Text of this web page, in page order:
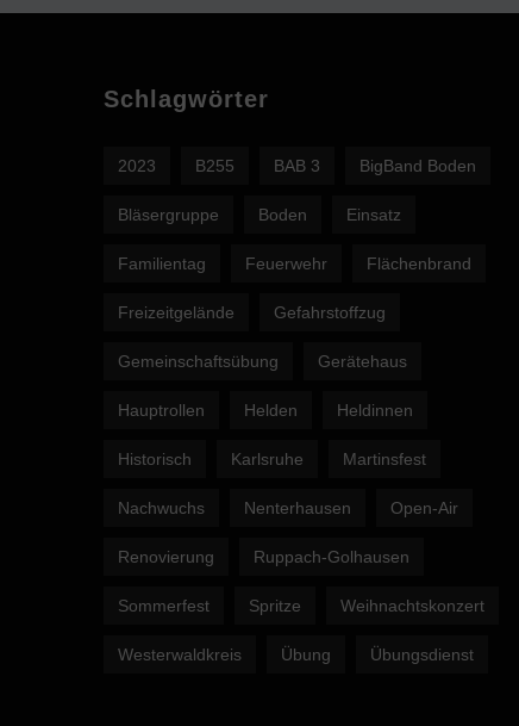
Schlagwörter
2023 B255 BAB 3 BigBand Boden
Bläsergruppe Boden Einsatz
Familientag Feuerwehr Flächenbrand
Freizeitgelände Gefahrstoffzug
Gemeinschaftsübung Gerätehaus
Hauptrollen Helden Heldinnen
Historisch Karlsruhe Martinsfest
Nachwuchs Nenterhausen Open-Air
Renovierung Ruppach-Golhausen
Sommerfest Spritze Weihnachtskonzert
Westerwaldkreis Übung Übungsdienst